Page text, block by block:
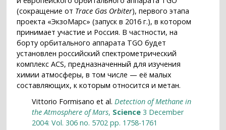
(сокращение от Trace Gas Orbiter), первого этапа
проекта «ЭкзоМарс» (запуск в 2016 г.), в котором
принимает участие и Россия. В частности, на
борту орбитального аппарата TGO будет
установлен российский спектрометрический
комплекс ACS, предназначенный для изучения
химии атмосферы, в том числе — её малых
составляющих, к которым относится и метан.
Vittorio Formisano et al.Detection of Methane in
the Atmosphere of Mars, Science 3 December
2004: Vol. 306 no. 5702 pp. 1758-1761